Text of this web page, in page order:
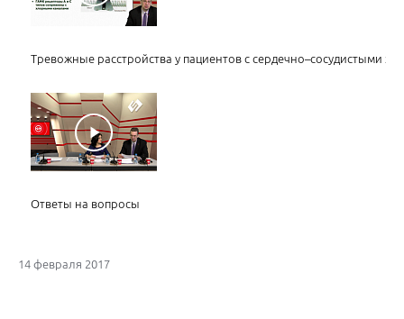
Тревожные расстройства у пациентов с сердечно–сосудистыми
Ответы на вопросы
14 февраля 2017